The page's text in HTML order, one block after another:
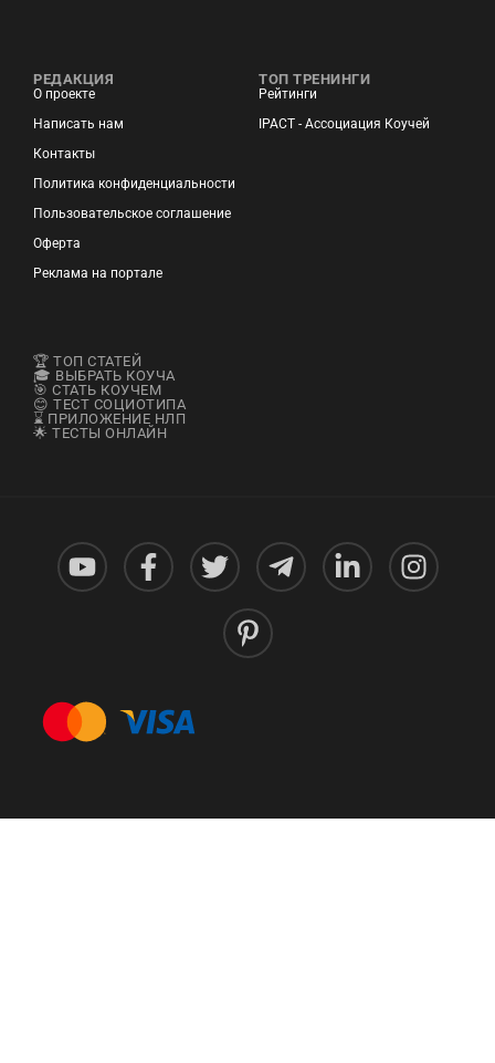
РЕДАКЦИЯ
О проекте
Написать нам
Контакты
Политика конфиденциальности
Пользовательское соглашение
Оферта
Реклама на портале
ТОП ТРЕНИНГИ
Рейтинги
IPACT - Ассоциация Коучей
🏆 ТОП СТАТЕЙ
🎓 ВЫБРАТЬ КОУЧА
🎯 СТАТЬ КОУЧЕМ
😊 ТЕСТ СОЦИОТИПА
⌛ ПРИЛОЖЕНИЕ НЛП
🌟 ТЕСТЫ ОНЛАЙН